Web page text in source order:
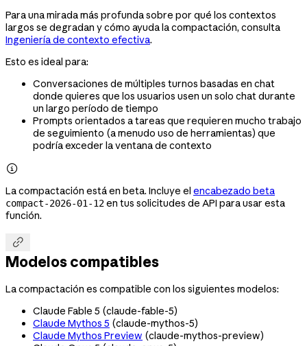
Para una mirada más profunda sobre por qué los contextos
largos se degradan y cómo ayuda la compactación, consulta
Ingeniería de contexto efectiva.
Esto es ideal para:
Conversaciones de múltiples turnos basadas en chat
donde quieres que los usuarios usen un solo chat durante
un largo período de tiempo
Prompts orientados a tareas que requieren mucho trabajo
de seguimiento (a menudo uso de herramientas) que
podría exceder la ventana de contexto

La compactación está en beta. Incluye el encabezado beta
compact-2026-01-12en tus solicitudes de API para usar esta
función.

Modelos compatibles
La compactación es compatible con los siguientes modelos:
Claude Fable 5 (claude-fable-5)
Claude Mythos 5 (claude-mythos-5)
Claude Mythos Preview (claude-mythos-preview)